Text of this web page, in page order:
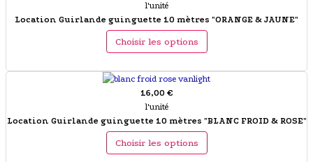
l'unité
Location Guirlande guinguette 10 mètres "ORANGE & JAUNE"
Choisir les options
16,00 €
l'unité
Location Guirlande guinguette 10 mètres "BLANC FROID & ROSE"
Choisir les options